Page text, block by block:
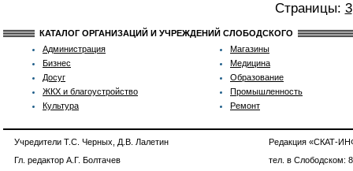
Страницы: 3
КАТАЛОГ ОРГАНИЗАЦИЙ И УЧРЕЖДЕНИЙ СЛОБОДСКОГО
Администрация
Бизнес
Досуг
ЖКХ и благоустройство
Культура
Магазины
Медицина
Образование
Промышленность
Ремонт
Учредители Т.С. Черных, Д.В. Лалетин
Гл. редактор А.Г. Болтачев
Редакция «СКАТ-
тел. в Слободском: